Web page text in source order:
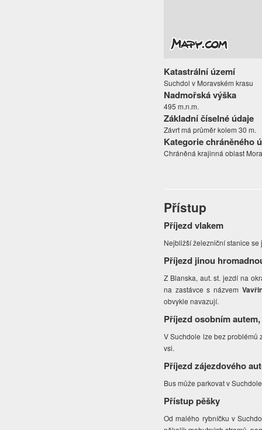
Katastrální území
Suchdol v Moravském krasu
Nadmořská výška
495 m.n.m.
Základní číselné údaje
Závrt má průměr kolem 30 m.
Kategorie chráněného
Chráněná krajinná oblast
Přístup
Příjezd vlakem
Nejbližší železniční stanice se
Příjezd jinou
Z Blanska, aut. st. jezdí na
na zastávce s názvem
obvykle navazují.
Příjezd osobním
V Suchdole lze bez problémů
vsi.
Příjezd zájezdového
Bus může parkovat v
Přístup pěšky
Od malého rybníčku v